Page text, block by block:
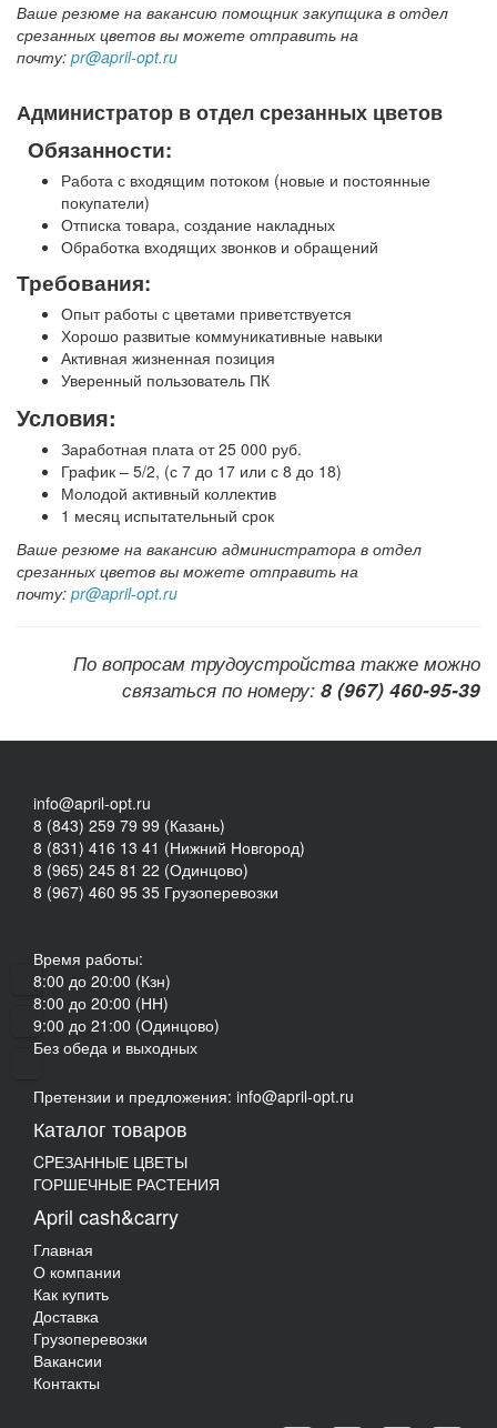
Ваше резюме на вакансию помощник закупщика в отдел
срезанных цветов вы можете отправить на
почту: pr@april-opt.ru
Администратор в отдел срезанных цветов
Обязанности:
Работа с входящим потоком (новые и постоянные
покупатели)
Отписка товара, создание накладных
Обработка входящих звонков и обращений
Требования:
Опыт работы с цветами приветствуется
Хорошо развитые коммуникативные навыки
Активная жизненная позиция
Уверенный пользователь ПК
Условия:
Заработная плата от 25 000 руб.
График – 5/2, (с 7 до 17 или с 8 до 18)
Молодой активный коллектив
1 месяц испытательный срок
Ваше резюме на вакансию администратора в отдел
срезанных цветов вы можете отправить на
почту: pr@april-opt.ru
По вопросам трудоустройства также можно
связаться по номеру: 8 (967) 460-95-39
info@april-opt.ru
8 (843) 259 79 99 (Казань)
8 (831) 416 13 41 (Нижний Новгород)
8 (965) 245 81 22 (Одинцово)
8 (967) 460 95 35 Грузоперевозки
Время работы:
8:00 до 20:00 (Кзн)
8:00 до 20:00 (НН)
9:00 до 21:00 (Одинцово)
Без обеда и выходных
Претензии и предложения: info@april-opt.ru
Каталог товаров
CPЕЗАННЫЕ ЦВЕТЫ
ГОРШЕЧНЫЕ РАСТЕНИЯ
April cash&carry
Главная
О компании
Как купить
Доставка
Грузоперевозки
Вакансии
Контакты